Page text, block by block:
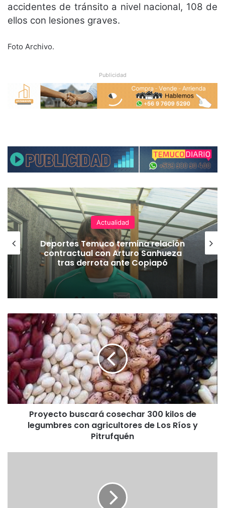
accidentes de tránsito a nivel nacional, 108 de
ellos con lesiones graves.
Foto Archivo.
Publicidad
Actualidad
Deportes Temuco termina relación
contractual con Arturo Sanhueza
tras derrota ante Copiapó
P
r
y
e
c
t
o
b
Proyecto buscará cosechar 300 kilos de
legumbres con agricultores de Los Ríos y
Pitrufquén